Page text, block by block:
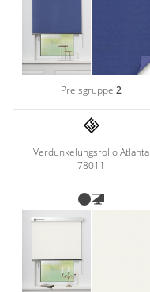
Preisgruppe2
Verdunkelungsrollo Atlanta
78011